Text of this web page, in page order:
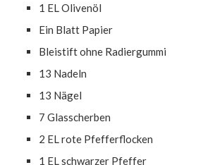
1 EL Olivenöl
Ein Blatt Papier
Bleistift ohne Radiergummi
13 Nadeln
13 Nägel
7 Glasscherben
2 EL rote Pfefferflocken
1 EL schwarzer Pfeffer